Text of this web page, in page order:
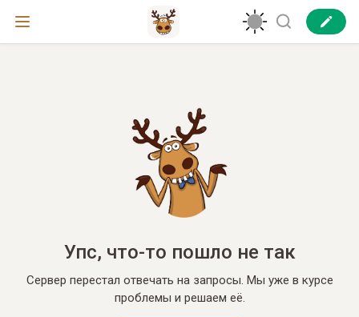
Упс, что-то пошло не так
Сервер перестал отвечать на запросы. Мы уже в курсе
проблемы и решаем её.